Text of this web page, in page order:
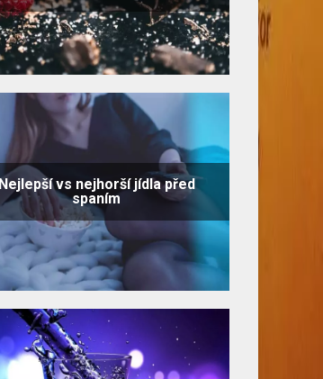
Nejlepší vs nejhorší jídla před
spaním